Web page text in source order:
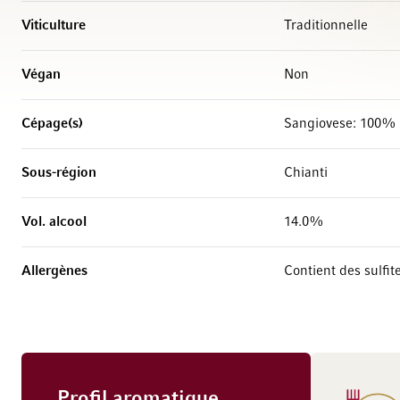
Viticulture Traditionnelle
Végan Non
Cépage(s) Sangiovese: 100%
Sous-région Chianti
Vol. alcool 14.0%
Allergènes Contient des